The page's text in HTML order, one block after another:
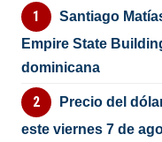
Santiago
Empire State
dominicana
Precio del
este viernes 7 de